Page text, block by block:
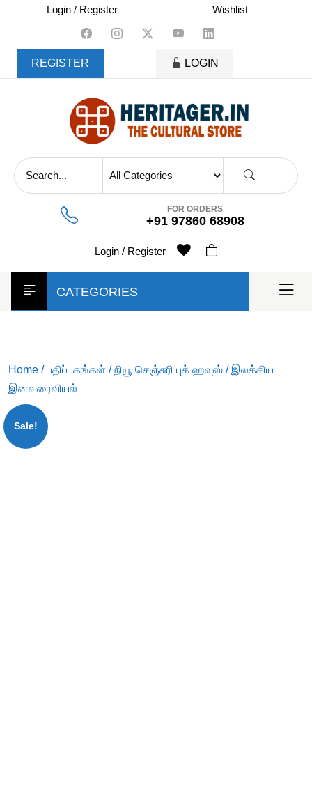
content
Login / Register Wishlist
REGISTER LOGIN
FOR ORDERS
+91 97860 68908
Login / Register
CATEGORIES
Home /பதிப்பகங்கள் /நியூ செஞ்சுரி புக் ஹவுஸ் / இலக்கிய
இனவரைவியல்
Sale!